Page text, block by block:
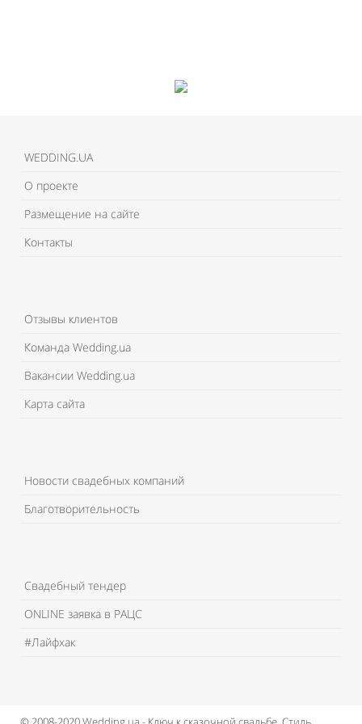
WEDDING.UA
О проекте
Размещение на сайте
Контакты
Отзывы клиентов
Команда Wedding.ua
Вакансии Wedding.ua
Карта сайта
Новости свадебных компаний
Благотворительность
Свадебный тендер
ONLINE заявка в РАЦС
#Лайфхак